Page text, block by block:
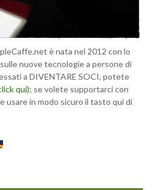
è nata nel 2012 con lo
nuove tecnologie a persone di
a DIVENTARE SOCI, potete
qui); se volete supportarci con
usare in modo sicuro il tasto qui di